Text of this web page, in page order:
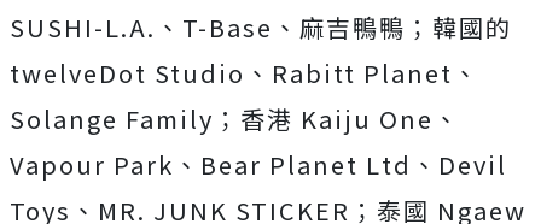
SUSHI-L.A.、T-Base、麻吉鴨鴨； 韓國的
twelveDot Studio、Rabitt Planet、
Solange Family；香港 Kaiju One、
Vapour Park、Bear Planet Ltd、Devil
Toys、MR. JUNK STICKER；泰國 Ngaew